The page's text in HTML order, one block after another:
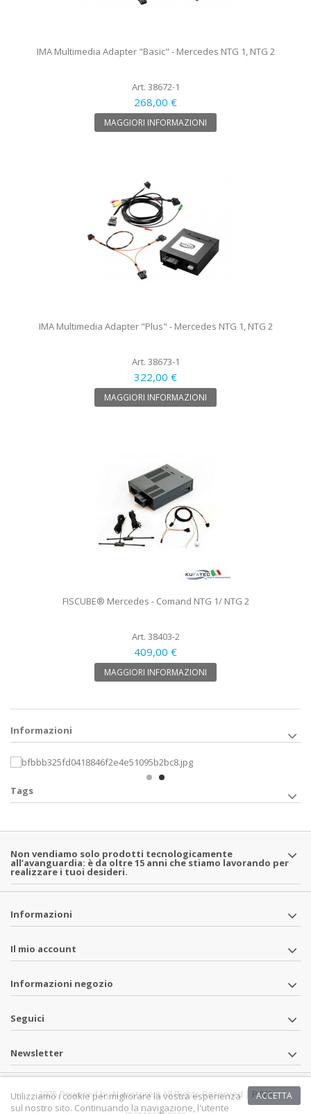
IMA Multimedia Adapter "Basic" - Mercedes NTG 1, NTG 2
Art. 38672-1
268,00 €
MAGGIORI INFORMAZIONI
IMA Multimedia Adapter "Plus" - Mercedes NTG 1, NTG 2
Art. 38673-1
322,00 €
MAGGIORI INFORMAZIONI
FISCUBE® Mercedes - Comand NTG 1/ NTG 2
Art. 38403-2
409,00 €
MAGGIORI INFORMAZIONI
Informazioni
Tags
Non vendiamo solo prodotti tecnologicamente
all’avanguardia: è da oltre 15 anni che stiamo lavorando per
realizzare i tuoi desideri.
Informazioni
Il mio account
Informazioni negozio
Seguici
Newsletter
2025 Powered by Navistore.it All Rights Reserved | P.IVAACCETTA
Utilizziamo i cookie per migliorare la vostra esperienza
sul nostro sito. Continuando la navigazione, l'utente